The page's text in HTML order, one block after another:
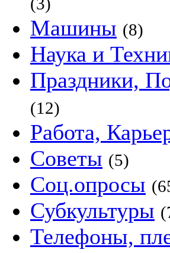
Машины (8)
Наука и
Праздники,
(12)
Работа,
Советы (5)
Соц.опросы
Субкультуры
Телефоны,